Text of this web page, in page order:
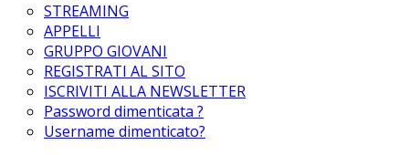
STREAMING
APPELLI
GRUPPO GIOVANI
REGISTRATI AL SITO
ISCRIVITI ALLA NEWSLETTER
Password dimenticata ?
Username dimenticato?